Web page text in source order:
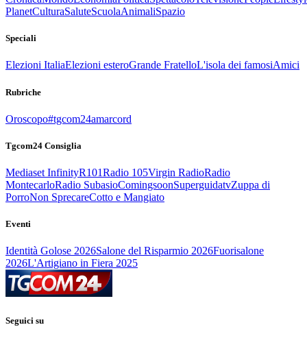
PlanetCulturaSaluteScuolaAnimaliSpazio
Speciali
Elezioni ItaliaElezioni esteroGrande FratelloL'isola dei famosiAmici
Rubriche
Oroscopo#tgcom24amarcord
Tgcom24 Consiglia
Mediaset InfinityR101Radio 105Virgin RadioRadio
MontecarloRadio SubasioComingsoonSuperguidatvZuppa di
PorroNon SprecareCotto e Mangiato
Eventi
Identità Golose 2026Salone del Risparmio 2026Fuorisalone
2026L'Artigiano in Fiera 2025
Seguici su